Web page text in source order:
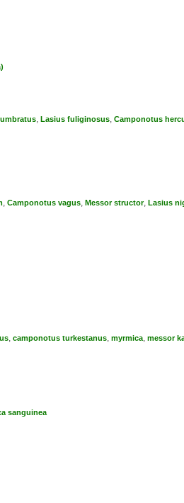
, Lasius fuliginosus, Camponotus
, Camponotus vagus, Messor structor, Lasius
, camponotus turkestanus, myrmica, messor
sanguinea